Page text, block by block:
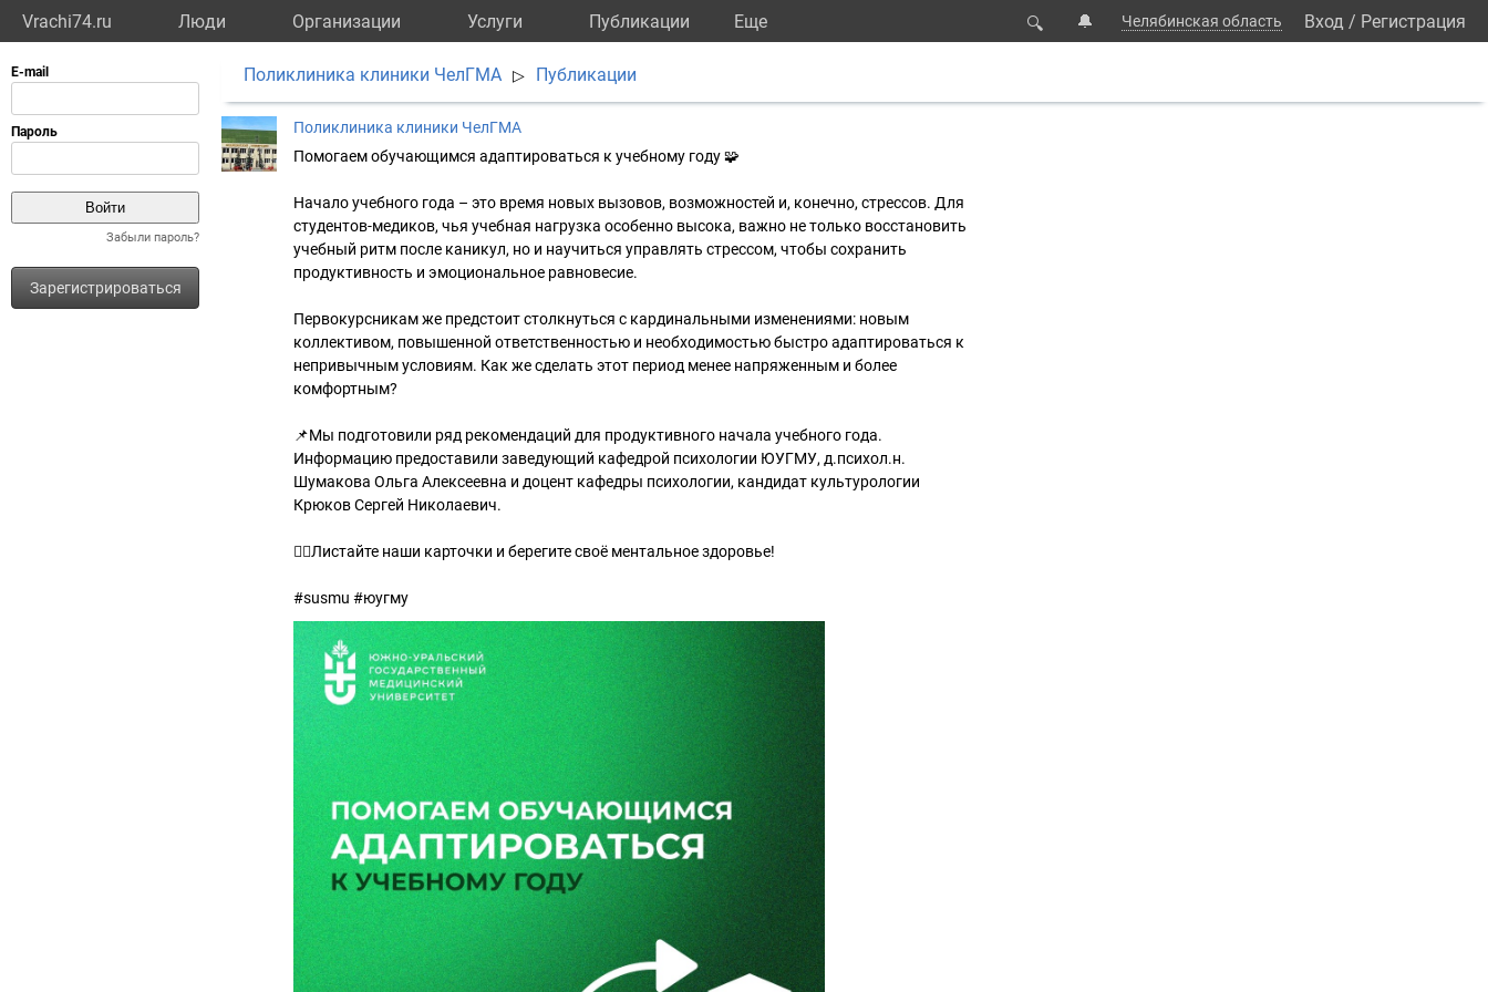
Vrachi74.ru Люди Организации Услуги Публикации Eще 🔍 🔔 Челябинская область Вход / Регистрация
Забыли пароль?
Зарегистрироваться
Поликлиника клиники ЧелГМА ▷ Публикации
Поликлиника клиники ЧелГМА
Помогаем обучающимся адаптироваться к учебному году 🧩
Начало учебного года – это время новых вызовов, возможностей и, конечно, стрессов. Для
студентов-медиков, чья учебная нагрузка особенно высока, важно не только восстановить
учебный ритм после каникул, но и научиться управлять стрессом, чтобы сохранить
продуктивность и эмоциональное равновесие.
Первокурсникам же предстоит столкнуться с кардинальными изменениями: новым
коллективом, повышенной ответственностью и необходимостью быстро адаптироваться к
непривычным условиям. Как же сделать этот период менее напряженным и более
комфортным?
📌Мы подготовили ряд рекомендаций для продуктивного начала учебного года.
Информацию предоставили заведующий кафедрой психологии ЮУГМУ, д.психол.н.
Шумакова Ольга Алексеевна и доцент кафедры психологии, кандидат культурологии
Крюков Сергей Николаевич.
👆🏻Листайте наши карточки и берегите своё ментальное здоровье!
#susmu #юугму